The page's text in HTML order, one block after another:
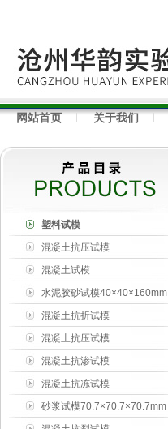
网站首页 关于我们
塑料试模
混凝土抗压试模
混凝土试模
水泥胶砂试模40×40×160mm
混凝土抗折试模
150×150×550mm
混凝土抗压试模
100×100×100mm
混凝土抗渗试模
175×185×150mm
混凝土抗冻试模
100×100×400mm
砂浆试模70.7×70.7×70.7mm